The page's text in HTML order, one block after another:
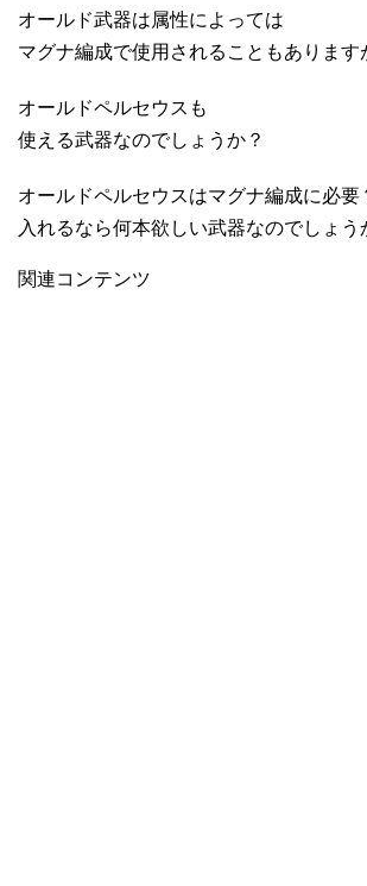
オールド武器は属性によっては
マグナ編成で使用されることもあります
オールドペルセウスも
使える武器なのでしょうか？
オールドペルセウスはマグナ編成に必要
入れるなら何本欲しい武器なのでしょう
関連コンテンツ